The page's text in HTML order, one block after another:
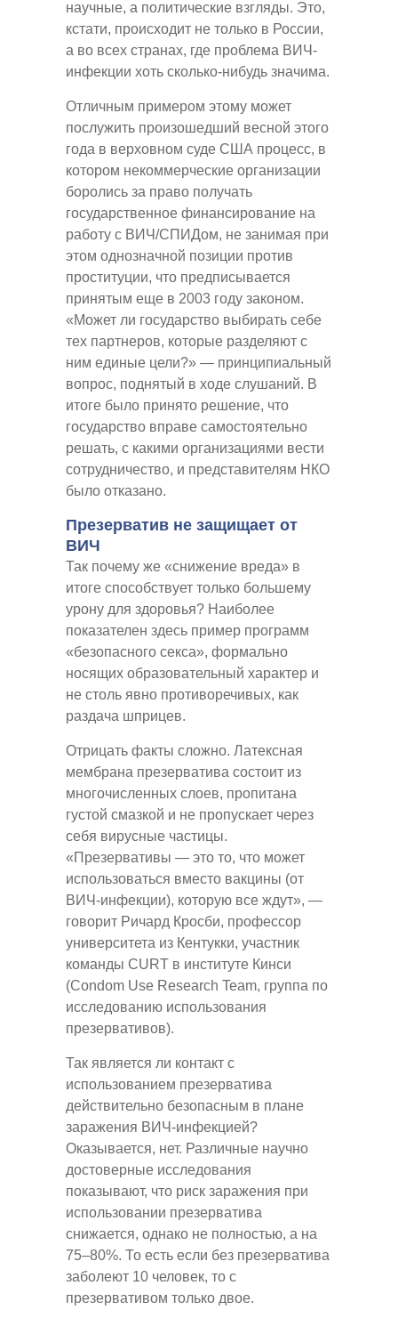
научные, а политические взгляды. Это,
кстати, происходит не только в России,
а во всех странах, где проблема ВИЧ-
инфекции хоть сколько-нибудь значима.
Отличным примером этому может
послужить произошедший весной этого
года в верховном суде США процесс, в
котором некоммерческие организации
боролись за право получать
государственное финансирование на
работу с ВИЧ/СПИДом, не занимая при
этом однозначной позиции против
проституции, что предписывается
принятым еще в 2003 году законом.
«Может ли государство выбирать себе
тех партнеров, которые разделяют с
ним единые цели?» — принципиальный
вопрос, поднятый в ходе слушаний. В
итоге было принято решение, что
государство вправе самостоятельно
решать, с какими организациями вести
сотрудничество, и представителям НКО
было отказано.
Презерватив не защищает от
ВИЧ
Так почему же «снижение вреда» в
итоге способствует только большему
урону для здоровья? Наиболее
показателен здесь пример программ
«безопасного секса», формально
носящих образовательный характер и
не столь явно противоречивых, как
раздача шприцев.
Отрицать факты сложно. Латексная
мембрана презерватива состоит из
многочисленных слоев, пропитана
густой смазкой и не пропускает через
себя вирусные частицы.
«Презервативы — это то, что может
использоваться вместо вакцины (от
ВИЧ-инфекции), которую все ждут», —
говорит Ричард Кросби, профессор
университета из Кентукки, участник
команды CURT в институте Кинси
(Condom Use Research Team, группа по
исследованию использования
презервативов).
Так является ли контакт с
использованием презерватива
действительно безопасным в плане
заражения ВИЧ-инфекцией?
Оказывается, нет. Различные научно
достоверные исследования
показывают, что риск заражения при
использовании презерватива
снижается, однако не полностью, а на
75–80%. То есть если без презерватива
заболеют 10 человек, то с
презервативом только двое.